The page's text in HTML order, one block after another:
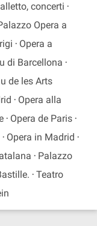
concerti
Opera a
Opera a
di Barcellona
de les Arts
Opera alla
Opera de Paris
Opera in Madrid
Palazzo
Teatro